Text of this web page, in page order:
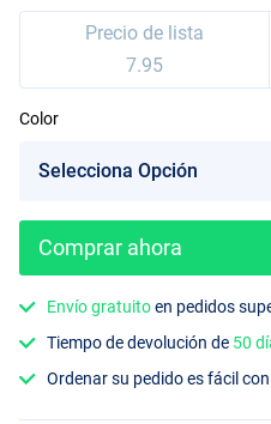
UV
Precio de lista
7.95
Color
Comprar ahora
Envío gratuitoen pedidos
Tiempo de devolución de 50
Ordenar su pedido es fácil